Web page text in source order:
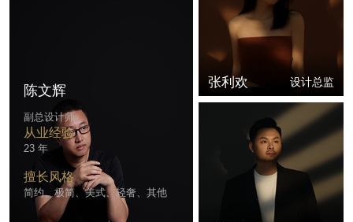
陈文辉
副总设计师
从业经验
23 年
擅长风格
简约、极简、美式、轻奢、其他
张利欢 设计总监